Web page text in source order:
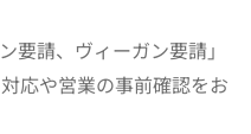
要請、ヴィーガン要請」
応や営業の事前確認をお